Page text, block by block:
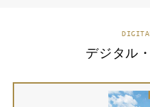
デジタル